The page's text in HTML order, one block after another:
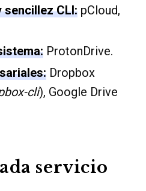
sencillez CLI: pCloud,
ProtonDrive.
Dropbox
cli), Google Drive
servicio